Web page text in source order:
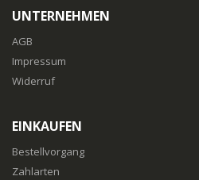
UNTERNEHMEN
AGB
Impressum
Widerruf
EINKAUFEN
Bestellvorgang
Zahlarten